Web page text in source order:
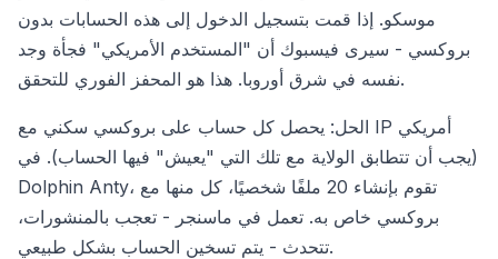
موسكو. إذا قمت بتسجيل الدخول إلى هذه الحسابات بدون
بروكسي - سيرى فيسبوك أن "المستخدم الأمريكي" فجأة وجد
نفسه في شرق أوروبا. هذا هو المحفز الفوري للتحقق.
الحل: يحصل كل حساب على بروكسي سكني مع IP أمريكي
(يجب أن تتطابق الولاية مع تلك التي "يعيش" فيها الحساب). في
Dolphin Anty، تقوم بإنشاء 20 ملفًا شخصيًا، كل منها مع
بروكسي خاص به. تعمل في ماسنجر - تعجب بالمنشورات،
تتحدث - يتم تسخين الحساب بشكل طبيعي.